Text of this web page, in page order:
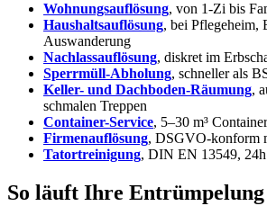
Wohnungsauflösung, von 1-Zi bis
Haushaltsauflösung, bei Pflegeheim,
Auswanderung
Nachlassauflösung, diskret im
Sperrmüll-Abholung, schneller als
Keller- und Dachboden-Räumung,
schmalen Treppen
Container-Service, 5–30 m³
Firmenauflösung, DSGVO-konform
Tatortreinigung, DIN EN 13549,
So läuft Ihre